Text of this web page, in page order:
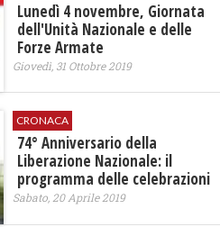
Lunedì 4 novembre, Giornata
dell'Unità Nazionale e delle
Forze Armate
Giovedì, 31 Ottobre 2019
CRONACA
74° Anniversario della
Liberazione Nazionale: il
programma delle celebrazioni
Sabato, 20 Aprile 2019